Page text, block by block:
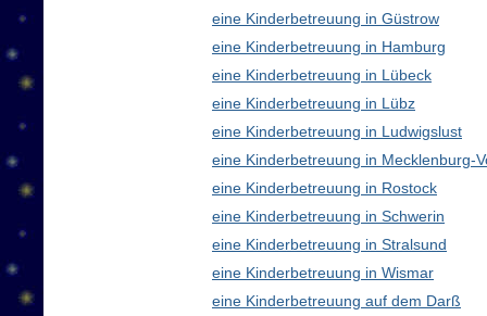
eine Kinderbetreuung in Güstrow
eine Kinderbetreuung in Hamburg
eine Kinderbetreuung in Lübeck
eine Kinderbetreuung in Lübz
eine Kinderbetreuung in Ludwigslust
eine Kinderbetreuung in Mecklenburg-
eine Kinderbetreuung in Rostock
eine Kinderbetreuung in Schwerin
eine Kinderbetreuung in Stralsund
eine Kinderbetreuung in Wismar
eine Kinderbetreuung auf dem Darß